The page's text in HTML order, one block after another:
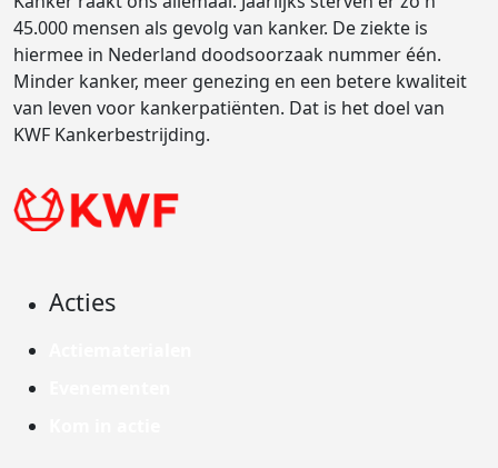
45.000 mensen als gevolg van kanker. De ziekte is
hiermee in Nederland doodsoorzaak nummer één.
Minder kanker, meer genezing en een betere kwaliteit
van leven voor kankerpatiënten. Dat is het doel van
KWF Kankerbestrijding.
Acties